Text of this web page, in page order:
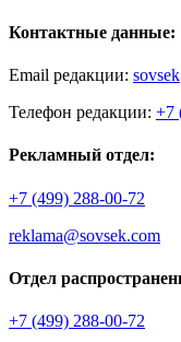
Контактные данные:
Email редакции:
Телефон редакции: +7
Рекламный отдел:
+7 (499) 288-00-72
reklama@sovsek.com
Отдел
+7 (499) 288-00-72